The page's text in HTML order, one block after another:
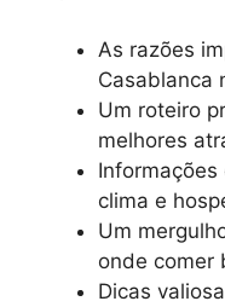
As razões
Casablanca
Um roteiro
melhores
clima e
Um
onde comer
Dicas